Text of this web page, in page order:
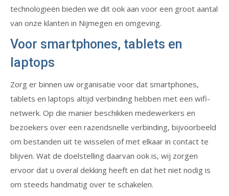
technologieën bieden we dit ook aan voor een groot aantal
van onze klanten in Nijmegen en omgeving.
Voor smartphones, tablets en
laptops
Zorg er binnen uw organisatie voor dat smartphones,
tablets en laptops altijd verbinding hebben met een wifi-
netwerk. Op die manier beschikken medewerkers en
bezoekers over een razendsnelle verbinding, bijvoorbeeld
om bestanden uit te wisselen of met elkaar in contact te
blijven. Wat de doelstelling daarvan ook is, wij zorgen
ervoor dat u overal dekking heeft en dat het niet nodig is
om steeds handmatig over te schakelen.